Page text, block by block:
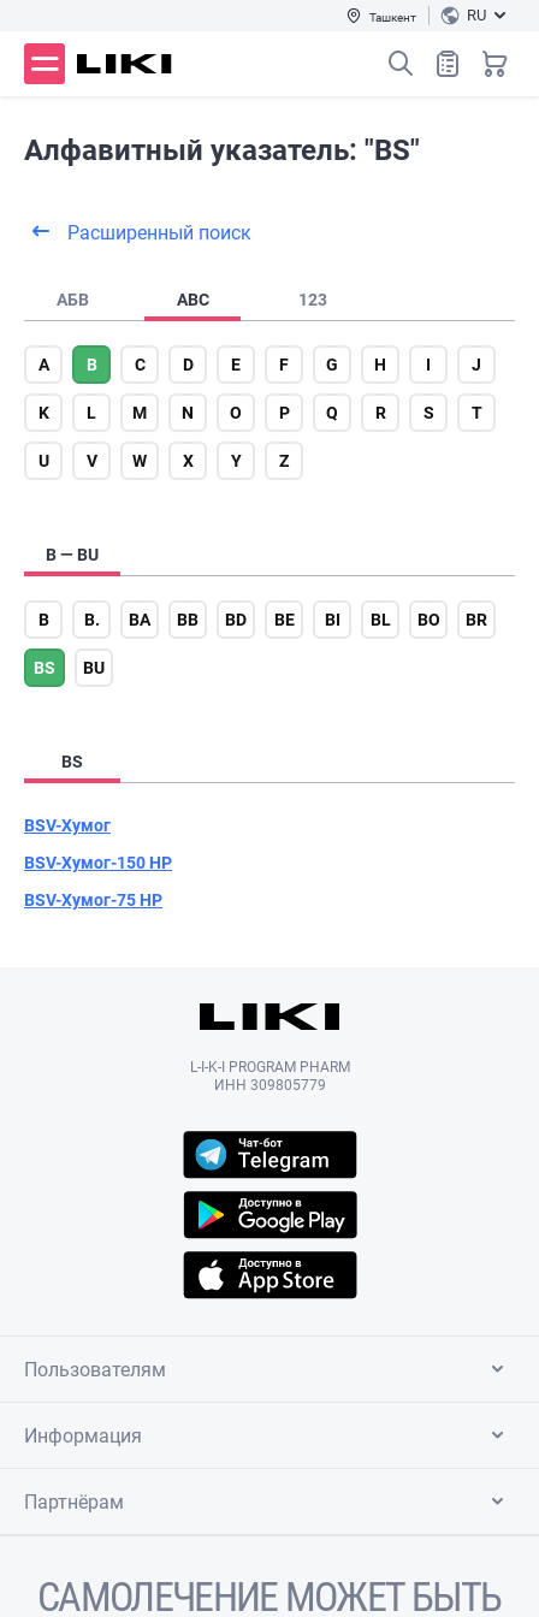
Ташкент RU
Алфавитный указатель: "BS"
Расширенный поиск
АБВ ABC 123
A B C D E F G H I J
K L M N O P Q R S T
U V W X Y Z
B — BU
B B. BA BB BD BE BI BL BO BR
BS BU
BS
BSV-Хумог
BSV-Хумог-150 HP
BSV-Хумог-75 HP
L-I-K-I PROGRAM PHARM
ИНН 309805779
Пользователям
Информация
Партнёрам
САМОЛЕЧЕНИЕ МОЖЕТ БЫТЬ